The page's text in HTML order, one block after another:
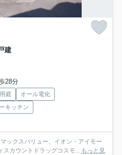
建
28分
庭
オール電化
キッチン
ックスバリュー、イオン・アイモー
スカウントドラッグコスモ... もっと見